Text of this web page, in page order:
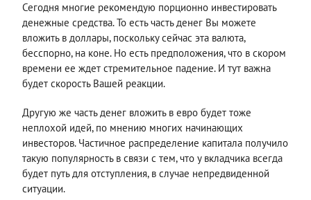
Сегодня многие рекомендую порционно инвестировать
денежные средства. То есть часть денег Вы можете
вложить в доллары, поскольку сейчас эта валюта,
бесспорно, на коне. Но есть предположения, что в скором
времени ее ждет стремительное падение. И тут важна
будет скорость Вашей реакции.
Другую же часть денег вложить в евро будет тоже
неплохой идей, по мнению многих начинающих
инвесторов. Частичное распределение капитала получило
такую популярность в связи с тем, что у вкладчика всегда
будет путь для отступления, в случае непредвиденной
ситуации.